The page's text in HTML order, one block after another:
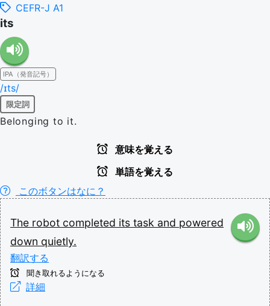
CEFR-J A1
its
IPA（発音記号）
/ɪts/
限定詞
Belonging to it.
意味を覚える
単語を覚える
このボタンはなに？
The robot completed its task and powered
down quietly.
翻訳する
聞き取れるようになる
詳細